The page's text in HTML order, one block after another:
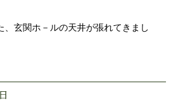
、玄関ホ－ルの天井が張れてきまし